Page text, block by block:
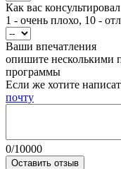
Как вас
1 - очень плохо, 10 -
Ваши впечатления
опишите несколькими
программы
Если же хотите
почту
0/10000
Оставить отзыв